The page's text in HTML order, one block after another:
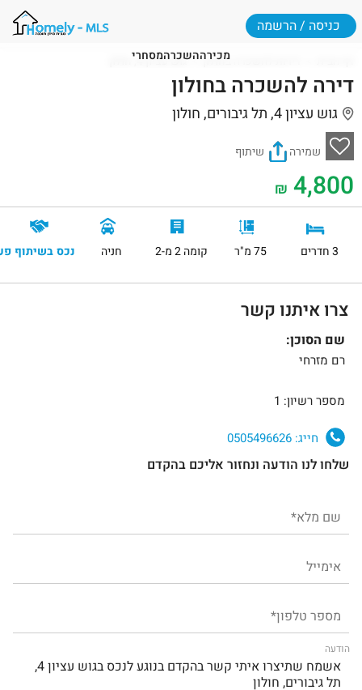
מכירההשכרהמסחרי
כניסה / הרשמה
דירות להשכרה בחולון גוש עציון 4, חולון
דירה להשכרה בחולון
גוש עציון 4, תל גיבורים, חולון
שמירה שיתוף
4,800
₪
3 חדרים 75 מ"ר קומה 2 מ-2 חניה נכס בשיתוף
צרו איתנו קשר
שם הסוכן:
רם מזרחי
מספר רשיון: 1
חייג:
שלחו לנו הודעה ונחזור אליכם בהקדם
הודעה